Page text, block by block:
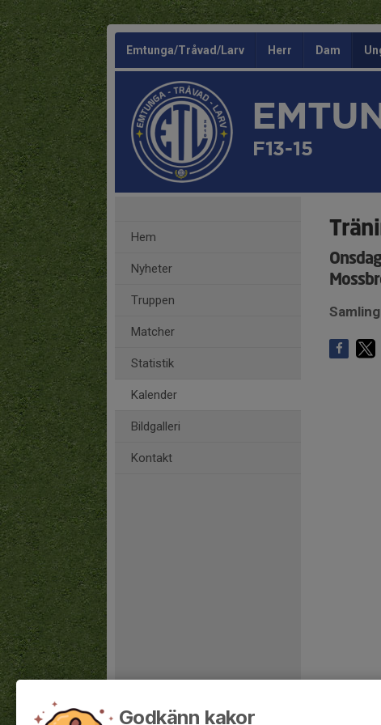
Emtunga/Tråvad/Larv Herr Dam
F13-15
Hem
Nyheter
Truppen
Matcher
Statistik
Kalender
Bildgalleri
Kontakt
Godkänn kakor